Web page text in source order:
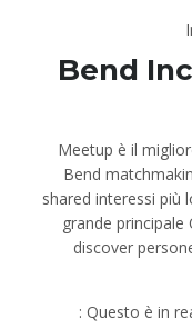
Bend
Meetup è il
Bend
shared interessi più
grande
discover
Questo è in